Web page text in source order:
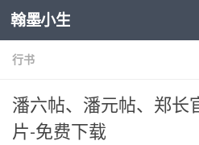
Skip to content
翰墨小生
行书
潘六帖、潘元帖、郑长
片-免费下载